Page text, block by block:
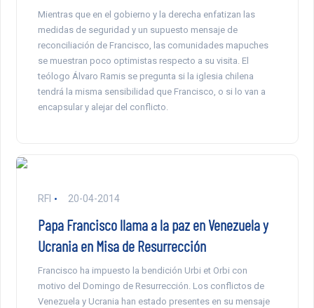
Mientras que en el gobierno y la derecha enfatizan las
medidas de seguridad y un supuesto mensaje de
reconciliación de Francisco, las comunidades mapuches
se muestran poco optimistas respecto a su visita. El
teólogo Álvaro Ramis se pregunta si la iglesia chilena
tendrá la misma sensibilidad que Francisco, o si lo van a
encapsular y alejar del conflicto.
RFI 20-04-2014
Papa Francisco llama a la paz en Venezuela y
Ucrania en Misa de Resurrección
Francisco ha impuesto la bendición Urbi et Orbi con
motivo del Domingo de Resurrección. Los conflictos de
Venezuela y Ucrania han estado presentes en su mensaje